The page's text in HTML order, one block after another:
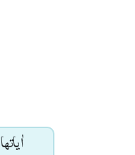
اٰياتها